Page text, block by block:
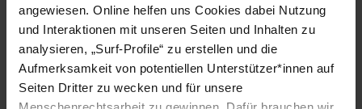
angewiesen. Online helfen uns Cookies dabei Nutzung
und Interaktionen mit unseren Seiten und Inhalten zu
analysieren, „Surf-Profile“ zu erstellen und die
Aufmerksamkeit von potentiellen Unterstützer*innen auf
Seiten Dritter zu wecken und für unsere
Zurzeit sind keine weiteren Aktionen des Eilaktionsnetzes
erforderlich. Vielen Dank allen, die Appelle geschrieben
haben.
HISTORIE DIESER URGENT ACTION